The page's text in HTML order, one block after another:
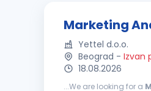
Marketing
Yettel d.o.o.
Beograd - Izvan
18.08.2026
...We are looking for a